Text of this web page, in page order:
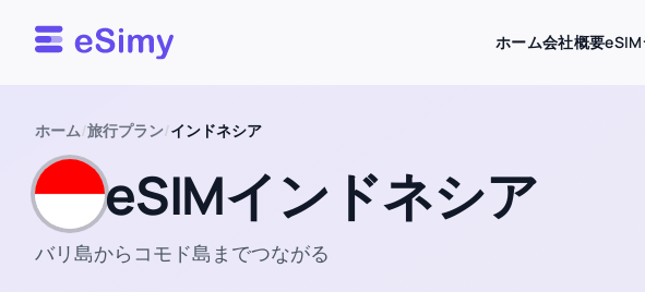
Esimy ホーム会社概要
ホーム/旅行プラン/インドネシア
eSIMインドネシア
バリ島からコモド島までつながる